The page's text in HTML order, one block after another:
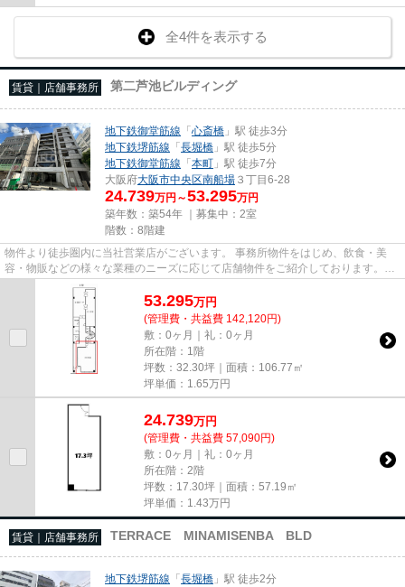
全4件を表示する
賃貸｜店舗事務所 第二芦池ビルディング
地下鉄御堂筋線 「心斎橋 」駅 徒歩3分
地下鉄堺筋線 「長堀橋 」駅 徒歩5分
地下鉄御堂筋線 「本町 」駅 徒歩7分
大阪府大阪市中央区南船場 ３丁目6-28
24.739万円～53.295万円
築年数：築54年 ｜募集中： 2室
階数：8階建
物件より徒歩圏内に当社営業店がございます。 事務所物件をはじめ、飲食・美
容・物販などの様々な業種のニーズに応じて店舗物件をご紹介しております。
尚、弊社ではおとり広告は一切...
53.295万円
(管理費・共益費 142,120円)
敷：0ヶ月｜礼：0ヶ月
所在階：1階
坪数：32.30坪｜面積：106.77㎡
坪単価： 1.65万円
24.739万円
(管理費・共益費 57,090円)
敷：0ヶ月｜礼：0ヶ月
所在階：2階
坪数：17.30坪｜面積：57.19㎡
坪単価： 1.43万円
賃貸｜店舗事務所 TERRACE MINAMISENBA BLD
地下鉄堺筋線 「長堀橋 」駅 徒歩2分